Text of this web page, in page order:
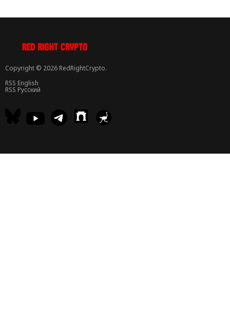
Copyright © 2026 RedRightCrypto.
RSS English
RSS Русский